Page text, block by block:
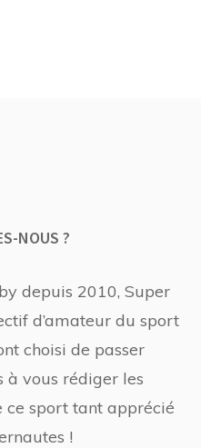
NOUS ?
depuis 2010, Super
d’amateur du sport
choisi de passer
à vous rédiger les
sport tant apprécié
!